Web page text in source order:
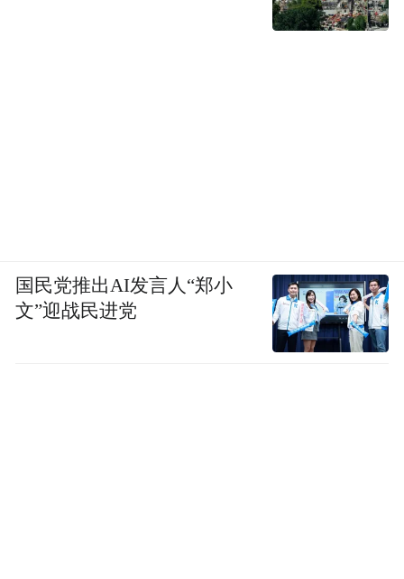
国民党推出AI发言人“郑小
文”迎战民进党